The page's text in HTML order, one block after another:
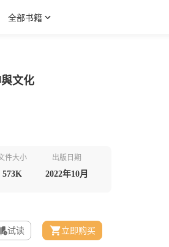
全部书籍
文化
件大小
573K
出版日期
2022年10月
试读 立即购买